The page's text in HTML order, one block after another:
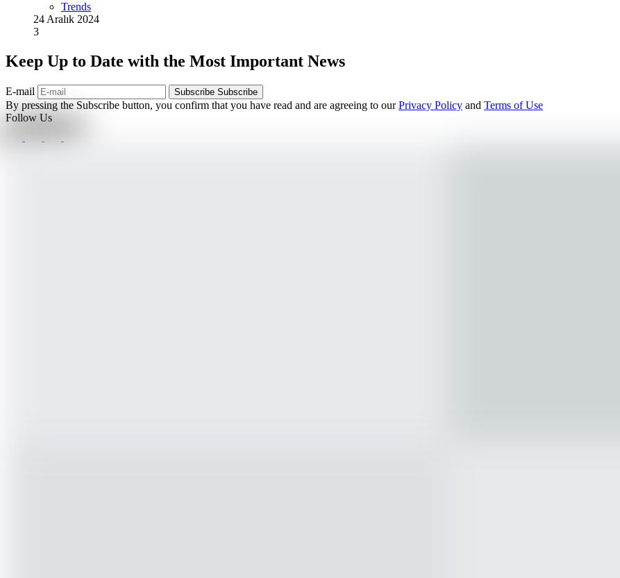
Trends
24 Aralık 2024
3
Keep Up to Date with the Most Important News
E-mail Subscribe Subscribe
By pressing the Subscribe button, you confirm that you have read and are agreeing to ourPrivacy Policy and Terms of Use
Follow Us